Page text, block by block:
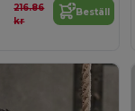
216.86
kr
Beställ